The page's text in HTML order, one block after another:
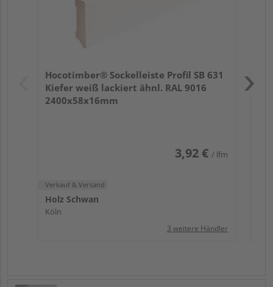
Hocotimber® Sockelleiste Profil SB 631
Kiefer weiß lackiert ähnl. RAL 9016
2400x58x16mm
3,92 € / lfm
Verkauf & Versand
Holz Schwan
Köln
3 weitere Händler